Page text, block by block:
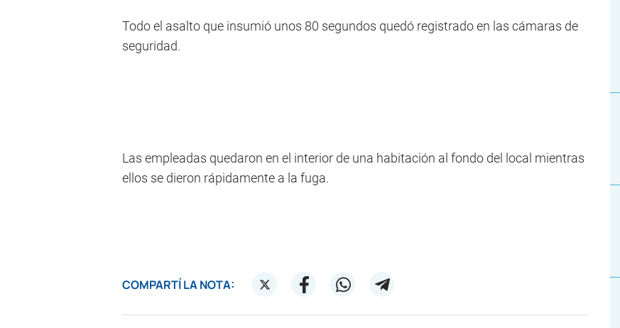
Todo el asalto que insumió unos 80 segundos quedó registrado en las cámaras de
seguridad.
Las empleadas quedaron en el interior de una habitación al fondo del local mientras
ellos se dieron rápidamente a la fuga.
COMPARTÍ LA NOTA: